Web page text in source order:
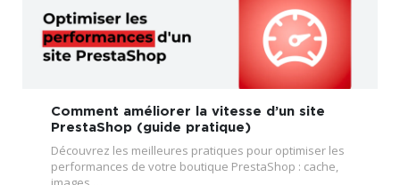
Comment améliorer la vitesse d’un site
PrestaShop (guide pratique)
Découvrez les meilleures pratiques pour optimiser les
performances de votre boutique PrestaShop : cache,